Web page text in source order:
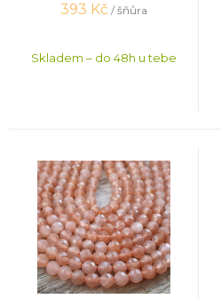
393 Kč / šňůra
Skladem – do 48h u tebe